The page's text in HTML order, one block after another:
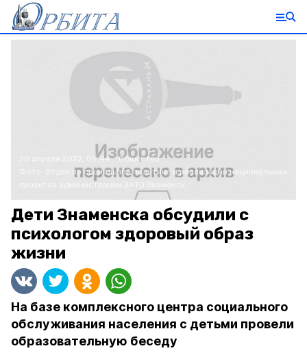
20 апреля 2022, 09:44
Общество
Отдел по социальной политике и реализации национальных
проектов администрации ЗАТО Знаменск
Дети Знаменска обсудили с
психологом здоровый образ
жизни
На базе комплексного центра социального
обслуживания населения с детьми провели
образовательную беседу